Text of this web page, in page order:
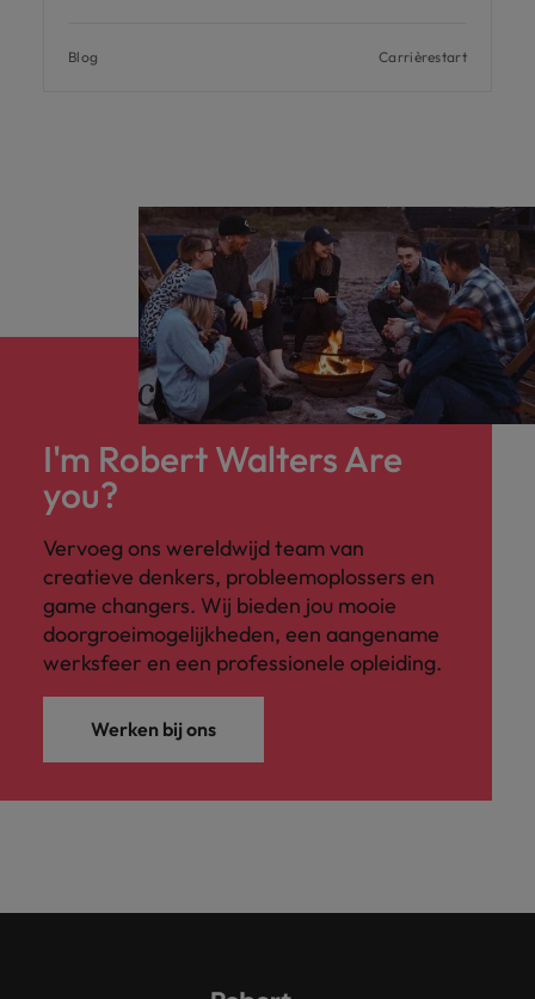
Blog Carrièrestart
I'm Robert Walters Are
you?
Vervoeg ons wereldwijd team van
creatieve denkers, probleemoplossers en
game changers. Wij bieden jou mooie
doorgroeimogelijkheden, een aangename
werksfeer en een professionele opleiding.
Werken bij ons